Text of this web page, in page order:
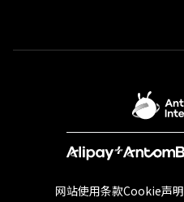
网站使用条款Cookie声明